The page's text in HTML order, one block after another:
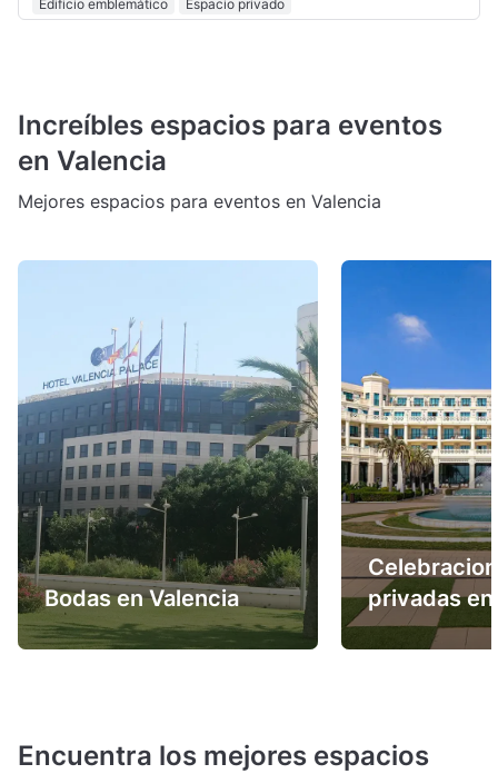
Edificio emblemático Espacio privado
Increíbles espacios para eventos
en Valencia
Mejores espacios para eventos en Valencia
Bodas en Valencia
privadas en
Encuentra los mejores espacios